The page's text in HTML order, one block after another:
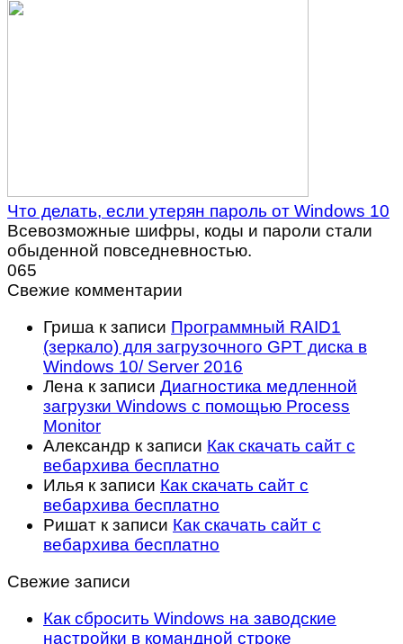
Что делать, если утерян пароль от Windows 10
Всевозможные шифры, коды и пароли стали
обыденной повседневностью.
065
Свежие комментарии
Гриша к записи Программный RAID1
(зеркало) для загрузочного GPT диска в
Windows 10/ Server 2016
Лена к записи Диагностика медленной
загрузки Windows с помощью Process
Monitor
Александр к записи Как скачать сайт с
вебархива бесплатно
Илья к записи Как скачать сайт с
вебархива бесплатно
Ришат к записи Как скачать сайт с
вебархива бесплатно
Свежие записи
Как сбросить Windows на заводские
настройки в командной строке